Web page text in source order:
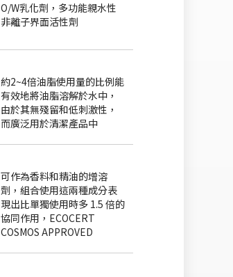
O/W乳化劑，多功能親水性
非離子界面活性劑
約2~4倍油脂使用量的比例能
有效地將油脂溶解於水中，
由於其無殘留和低刺激性，
而廣泛用於清潔產品中
可作為香料和精油的增溶
劑，組合使用這兩種成分表
現出比單獨使用時多 1.5 倍的
協同作用，ECOCERT
COSMOS APPROVED